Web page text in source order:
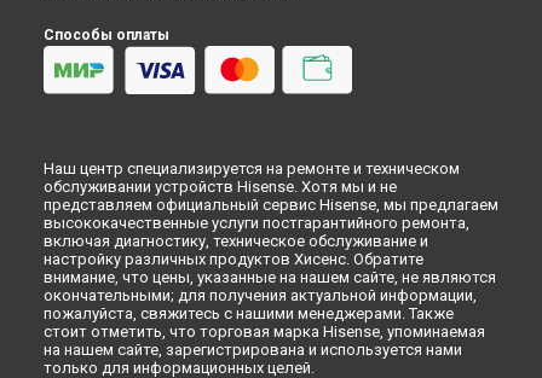
Способы оплаты
Наш центр специализируется на ремонте и техническом
обслуживании устройств Hisense. Хотя мы и не
представляем официальный сервис Hisense, мы предлагаем
высококачественные услуги постгарантийного ремонта,
включая диагностику, техническое обслуживание и
настройку различных продуктов Хисенс. Обратите
внимание, что цены, указанные на нашем сайте, не являются
окончательными; для получения актуальной информации,
пожалуйста, свяжитесь с нашими менеджерами. Также
стоит отметить, что торговая марка Hisense, упоминаемая
на нашем сайте, зарегистрирована и используется нами
только для информационных целей.